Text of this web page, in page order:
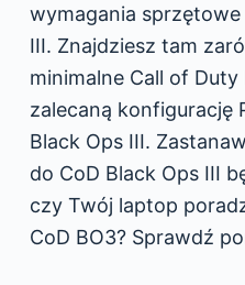
wymagania
III. Znajdziesz tam
minimalne Call of Duty
zalecaną konfigurację
Black Ops III.
do CoD Black Ops III
czy Twój laptop
CoD BO3? Sprawdź